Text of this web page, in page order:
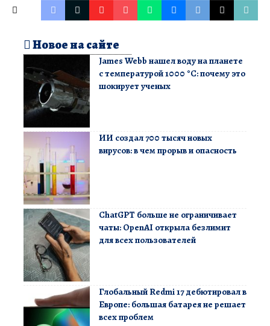
Новое на сайте
James Webb нашел воду на планете
с температурой 1000 °C: почему это
шокирует ученых
ИИ создал 700 тысяч новых
вирусов: в чем прорыв и опасность
ChatGPT больше не ограничивает
чаты: OpenAI открыла безлимит
для всех пользователей
Глобальный Redmi 17 дебютировал в
Европе: большая батарея не решает
всех проблем